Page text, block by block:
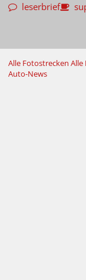
leserbrief
Alle Fotostrecken Alle
Auto-News